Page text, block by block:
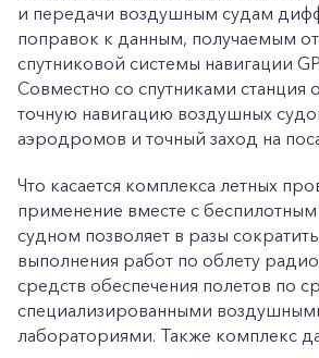
и передачи воздушным судам
поправок к данным, получаемым
спутниковой системы навигации
Совместно со спутниками станция
точную навигацию воздушных
аэродромов и точный заход на
Что касается комплекса летных
применение вместе с
судном позволяет в разы
выполнения работ по облету
средств обеспечения полетов по
специализированными
лабораториями. Также комплекс